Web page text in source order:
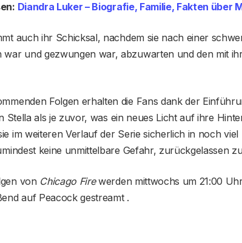
Diandra Luker – Biografie, Familie, Fakten über
auch ihr Schicksal, nachdem sie nach einer
war und gezwungen war, abzuwarten und den mit
Folgen erhalten die Fans dank der
Stella als je zuvor, was ein neues Licht auf ihre
im weiteren Verlauf der Serie sicherlich in noch
keine unmittelbare Gefahr, zurückgelassen
von Chicago Firewerden mittwochs um 21:00
auf Peacock gestreamt .